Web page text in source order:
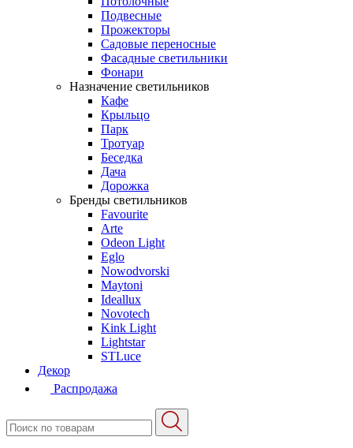
Подвесные
Прожекторы
Садовые переносные
Фасадные светильники
Фонари
Назначение светильников
Кафе
Крыльцо
Парк
Тротуар
Беседка
Дача
Дорожка
Бренды светильников
Favourite
Arte
Odeon Light
Eglo
Nowodvorski
Maytoni
Ideallux
Novotech
Kink Light
Lightstar
STLuce
Декор
Распродажа